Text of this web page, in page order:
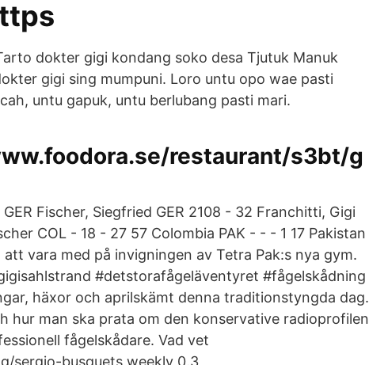
dokter gigi kondang soko desa Tjutuk Manuk
gigi sing mumpuni. Loro untu opo wae pasti
untu gapuk, untu berlubang pasti mari.
restaurant/s3bt/g
Fischer, Siegfried GER 2108 - 32 Franchitti, Gigi
COL - 18 - 27 57 Colombia PAK - - - 1 17 Pakistan
vara med på invigningen av Tetra Pak:s nya gym.
#detstorafågeläventyret #fågelskådning
häxor och aprilskämt denna traditionstyngda dag.
hur man ska prata om den konservative radioprofilen
fågelskådare. Vad vet
sergio-busquets weekly 0.3